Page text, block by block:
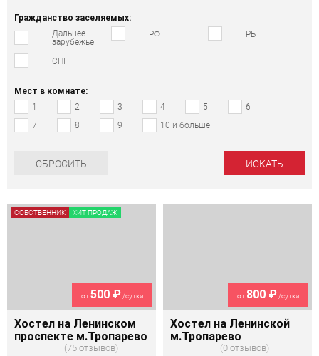
Гражданство заселяемых:
Дальнее
зарубежье
РФ РБ
СНГ
Мест в комнате:
1
2 3 4 5
6
7
8 9 10 и больше
СБРОСИТЬ
от500 ₽/сутки
Хостел на Ленинском
проспекте м.Тропарево
75 отзывов
СОБСТВЕННИК ХИТ ПРОДАЖ
от 800 ₽/сутки
Хостел на Ленинской
м.Тропарево
0 отзывов